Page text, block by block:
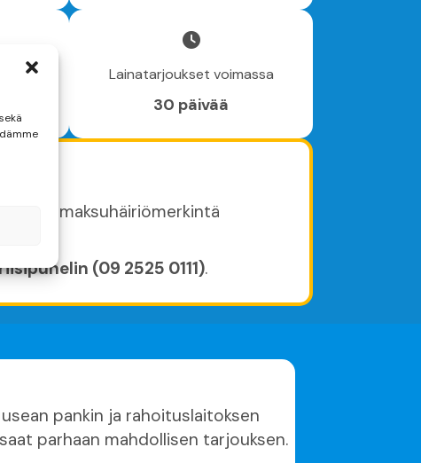
Lainatarjoukset voimassa
30 päivää
sillä maksuhäiriömerkintä
(09 2525 0111).
pankin ja rahoituslaitoksen
parhaan mahdollisen tarjouksen.